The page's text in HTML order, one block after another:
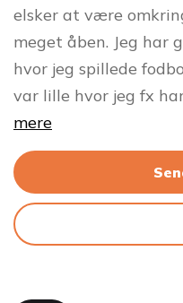
elsker at være
meget åben. Jeg har
hvor jeg spillede
var lille hvor jeg fx
mere